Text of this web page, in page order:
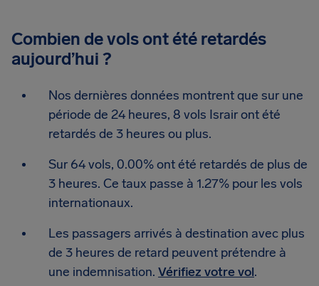
Combien de vols ont été retardés
aujourd’hui ?
Nos dernières données montrent que sur une
période de 24 heures, 8 vols Israir ont été
retardés de 3 heures ou plus.
Sur 64 vols, 0.00% ont été retardés de plus de
3 heures. Ce taux passe à 1.27% pour les vols
internationaux.
Les passagers arrivés à destination avec plus
de 3 heures de retard peuvent prétendre à
une indemnisation. Vérifiez votre vol.